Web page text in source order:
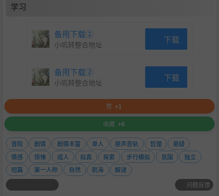
学习
备用下载②
小叽转整合地址 下载
备用下载②
小叽转整合地址 下载
赞 +1
收藏 +6
冒险 剧情 剧情丰富 单人 原声音轨 哲理
悬疑
情感
惊悚 成人 拟真 探索 步行模拟 氛围
独立
短篇
第一人称 自然 航海
解谜
问题反馈